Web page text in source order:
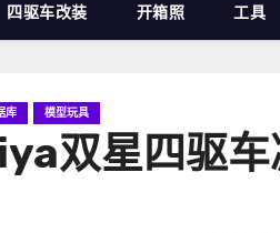
四驱车改装 开箱照 工具
库 模型玩具
双星四驱